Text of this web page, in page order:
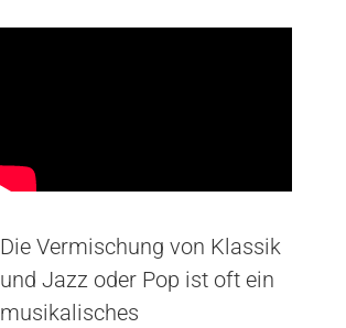
Die Vermischung von Klassik
und Jazz oder Pop ist oft ein
musikalisches